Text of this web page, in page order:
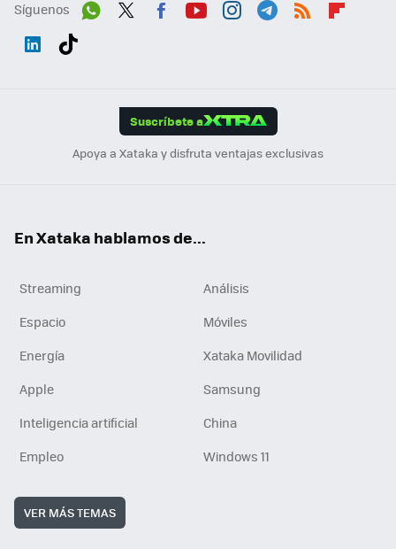
Síguenos
Suscríbete a
Apoya a Xataka y disfruta ventajas exclusivas
En Xataka hablamos de...
Streaming
Análisis
Espacio
Móviles
Energía
Xataka Movilidad
Apple
Samsung
Inteligencia artificial
China
Empleo
Windows 11
VER MÁS TEMAS